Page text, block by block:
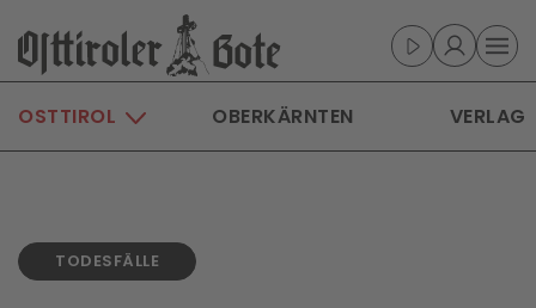
Skip to main content
OSTTIROL OBERKÄRNTEN VERLAG
TODESFÄLLE